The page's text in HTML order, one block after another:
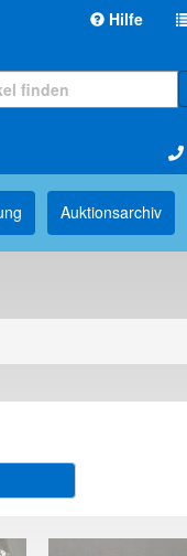
Hilfe
Auktions­archiv